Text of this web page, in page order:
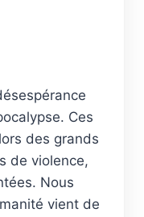
Ces
des grands
de violence,
Nous
vient de